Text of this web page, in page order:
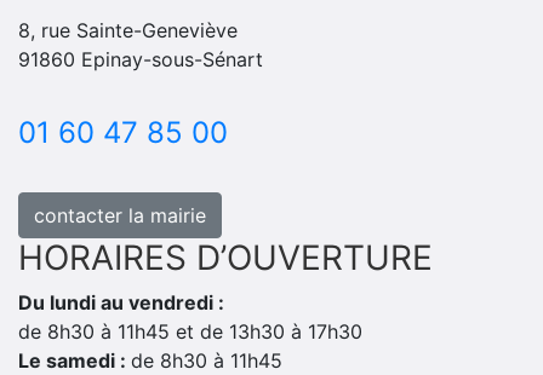
8, rue Sainte-Geneviève
91860 Epinay-sous-Sénart
01 60 47 85 00
contacter la mairie
HORAIRES D’OUVERTURE
Du lundi au vendredi :
de 8h30 à 11h45 et de 13h30 à 17h30
Le samedi : de 8h30 à 11h45